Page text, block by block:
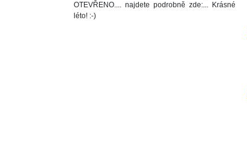
OTEVŘENO.... najdete podrobně zde:... Krásné
léto! :-)